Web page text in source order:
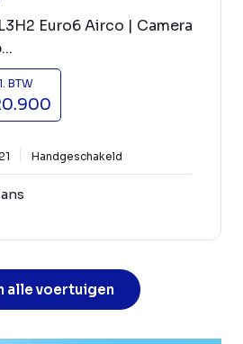
Euro6 Airco | Camera
BTW
Handgeschakeld
alle voertuigen